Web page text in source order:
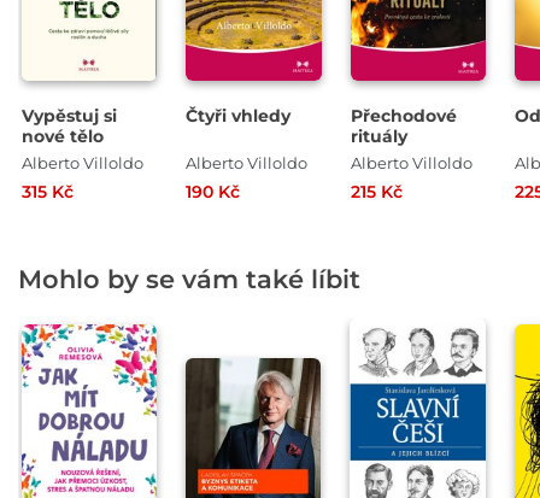
Vypěstuj si
nové tělo
Alberto Villoldo
315 Kč
Čtyři vhledy
Alberto Villoldo
190 Kč
Přechodové
rituály
Alberto Villoldo
215 Kč
Mohlo by se vám také líbit